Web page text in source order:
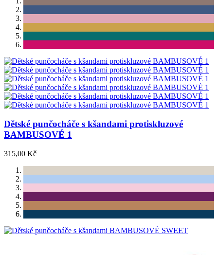
Dětské punčocháče s kšandami protiskluzové
BAMBUSOVÉ 1
315,00 Kč